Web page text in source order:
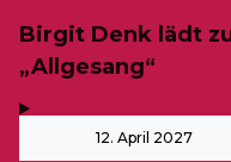
Birgit Denk lädt
„Allgesang“
12. April 2027